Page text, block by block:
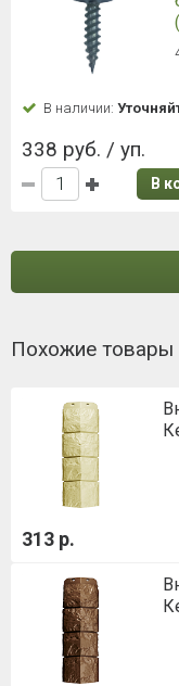
В наличии:
338 руб. / уп.
В
Похожие товары
313 р.